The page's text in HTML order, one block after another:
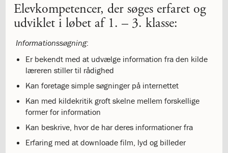
1.20:
Ledelsen
1.21:
Forældrerådet
1.23:
Referat
forældreråd
1.24:
Vedtægter
Demokrati
og
folkestyre
1.26:
Jobopslag
1.27:
Optagelse
trygt
Elevkompetencer, der søges erfaret og
udviklet i løbet af 1. – 3. klasse:
Informationssøgning:
Er bekendt med at udvælge information fra den kilde
læreren stiller til rådighed
Kan foretage simple søgninger på internettet
Kan med kildekritik groft skelne mellem forskellige
former for information
Kan beskrive, hvor de har deres informationer fra
Erfaring med at downloade film, lyd og billeder